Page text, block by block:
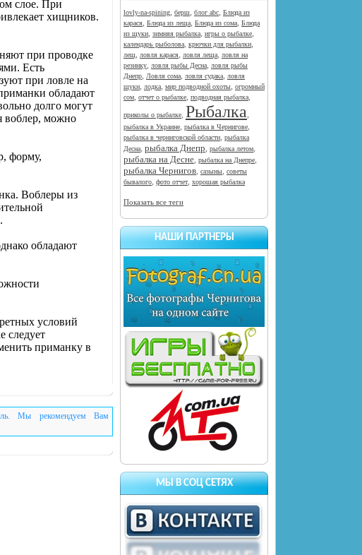
lovly-na-spining, берш, блог abc, Блюда из
карася, Блюда из леща, Блюда из сома, Блюда
из щуки, зимняя рыбалка, игры о рыбалке,
календарь рыболова, крючки для рыбалки,
лещ, ловля карася, ловля леща, ловля на
резинку, ловля рыбы Десна, ловля рыбы
Днепр, Ловля сома, ловля судака, ловля
щуки, лодка, мир подводной охоты, огромный
сом, отчет о рыбалке, подводная рыбалка,
приколы о рыбалке, Рыбалка,
рыбалка в Украине, рыбалка в Чернигове,
рыбалка в черниговской области, рыбалка
Десна, рыбалка Днепр, рыбалка летом,
рыбалка на Десне, рыбалка на Днепре,
рыбалка Чернигов, сазыны, советы
бывалого, фото отчет, хорошая рыбалка
Показать все теги
НАШИ ПАРТНЕРЫ
МЫ В СОЦ СЕТЯХ
слое. При
хищников.
при проводке
Есть
при ловле на
обладают
долго могут
воблер, можно
форму,
Воблеры из
обладают
условий
следует
приманку в
Мы рекомендуем Вам